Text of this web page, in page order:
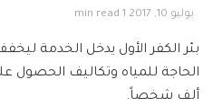
يوليو 10, 2017 1 min read
بئر الكفر الأول يدخل الخدمة
ألف شخصاً.